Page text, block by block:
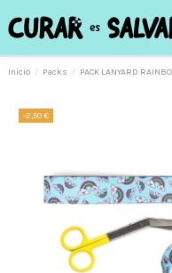
Inicio Packs PACK LANYARD
-2,50 €